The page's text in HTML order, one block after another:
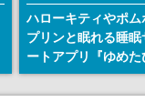
ハローキティやポム
プリンと眠れる睡眠
ートアプリ『ゆめた
が配信中。キャラご
ASMRや目覚ましア